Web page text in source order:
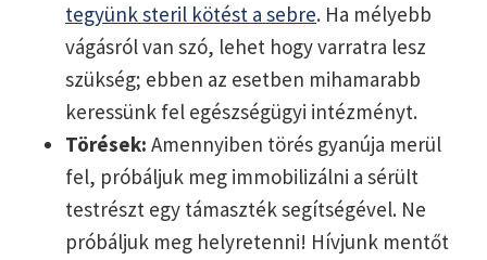
tegyünk steril kötést a sebre. Ha mélyebb
vágásról van szó, lehet hogy varratra lesz
szükség; ebben az esetben mihamarabb
keressünk fel egészségügyi intézményt.
Törések: Amennyiben törés gyanúja merül
fel, próbáljuk meg immobilizálni a sérült
testrészt egy támaszték segítségével. Ne
próbáljuk meg helyretenni! Hívjunk mentőt